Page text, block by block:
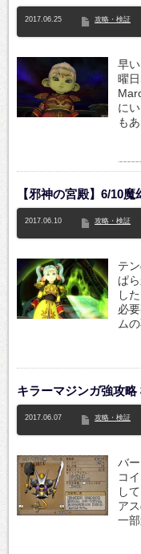
2017.06.25 攻略・検証
早
曜
に
も
【邪神の宮殿】6/10
2017.06.10 攻略・検証
テ
ぱ
し
必
ム
キラーマジンガ強攻
2017.06.07 攻略・検証
バ
コ
し
ア
一